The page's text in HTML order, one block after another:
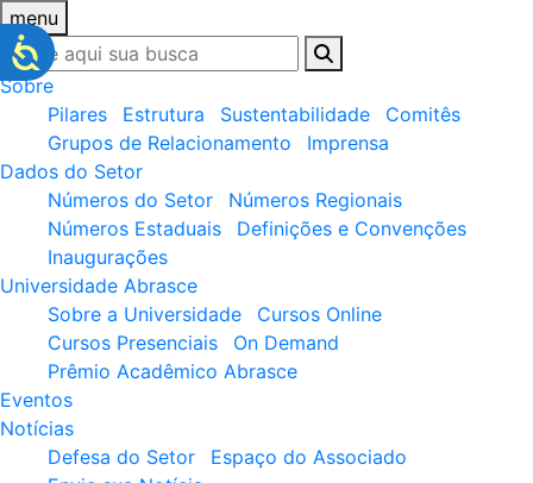
menu
Sobre
Pilares
Estrutura Sustentabilidade
Comitês
Grupos de Relacionamento
Imprensa
Dados do Setor
Números do Setor
Números Regionais
Números Estaduais
Definições e Convenções
Inaugurações
Universidade Abrasce
Sobre a Universidade
Cursos Online
Cursos Presenciais
On Demand
Prêmio Acadêmico Abrasce
Eventos
Notícias
Defesa do Setor
Espaço do Associado